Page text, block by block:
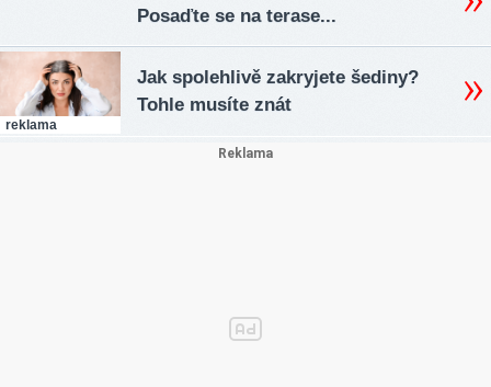
Posaďte se na terase...
reklama
Jak spolehlivě zakryjete šediny?
Tohle musíte znát